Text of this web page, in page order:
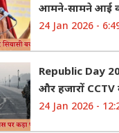
आमने-सामने आई
24 Jan 2026 -
Republic Day
और हजारों
24 Jan 2026 -